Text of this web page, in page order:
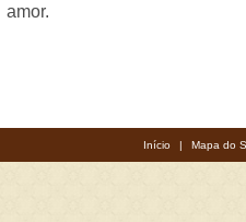
amor.
Início | Mapa do